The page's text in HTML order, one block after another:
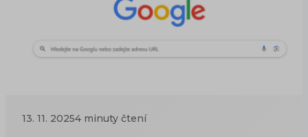
13. 11. 20254 minuty čtení